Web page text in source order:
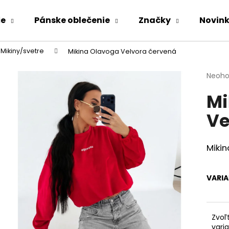
Pánske oblečenie Značky
Mikiny/svetre Mikina Olavoga Velvora červená
je
0,0
z
Čo potrebujete nájsť?
Odporúčame
KOMPLET LA BALANCIA CALVI ĽAN - ZAVINOVACIE